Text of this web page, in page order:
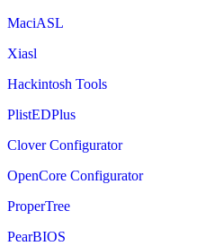
MaciASL
Xiasl
Hackintosh Tools
PlistEDPlus
Clover Configurator
OpenCore Configurator
ProperTree
PearBIOS